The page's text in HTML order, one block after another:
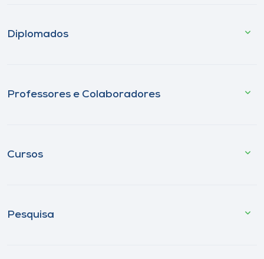
Diplomados
Professores e Colaboradores
Cursos
Pesquisa